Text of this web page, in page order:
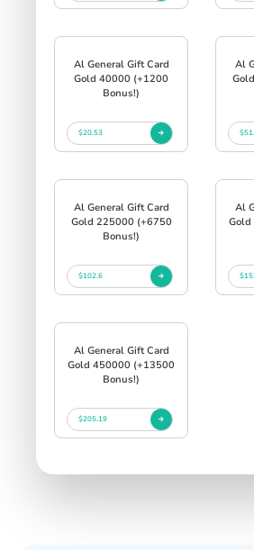
Al General Gift Card
Gold 40000 (+1200
Bonus!)
$20.53
Al
Al General Gift Card
Gold 225000 (+6750
Bonus!)
$102.6
Al
Al General Gift Card
Gold 450000 (+13500
Bonus!)
$205.19